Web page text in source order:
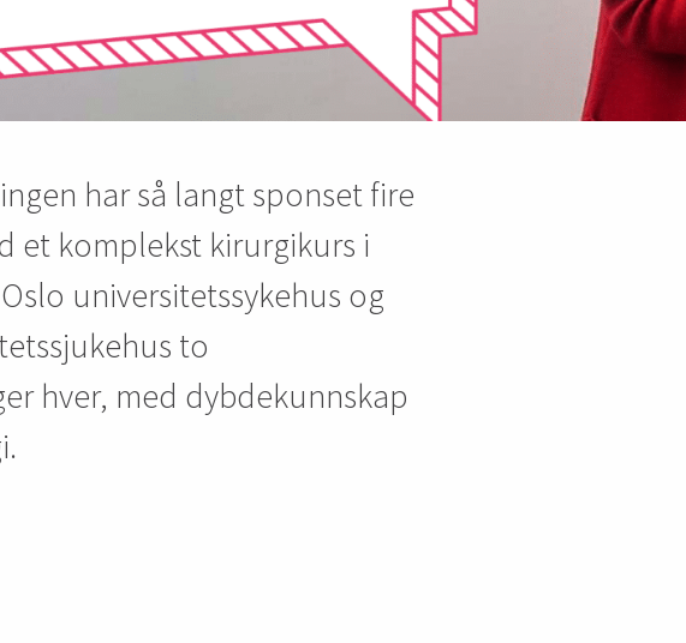
har så langt sponset fire
et komplekst kirurgikurs i
universitetssykehus og
to
hver, med dybdekunnskap